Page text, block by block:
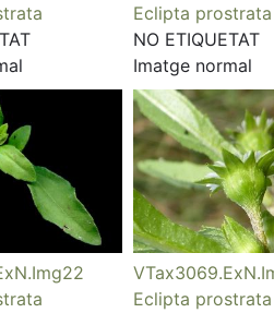
Eclipta prostrata
NO ETIQUETAT
Imatge normal
Eclipta prostrata